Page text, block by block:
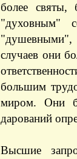
более святы,
"духовным"
"душевными",
случаев они
большим
миром. Они
дарований
Высшие